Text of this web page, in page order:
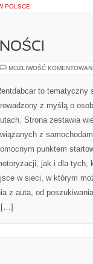
POLSCE
MOŻLIWOŚĆ
to tematyczny
z myślą o
Strona zestawia
z
punktem
jak i dla tych,
w sieci, w którym
z auta, od
[…]